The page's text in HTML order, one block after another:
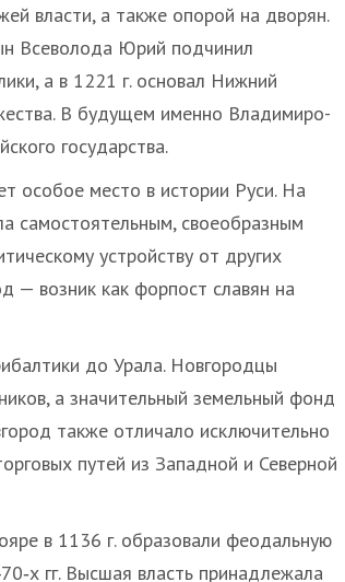
власти, а также опорой на дворян.
Всеволода Юрий подчинил
а в 1221 г. основал Нижний
В будущем именно Владимиро-
государства.
особое место в истории Руси. На
самостоятельным, своеобразным
устройству от других
— возник как форпост славян на
до Урала. Новгородцы
а значительный земельный фонд
также отличало исключительно
путей из Западной и Северной
в 1136 г. образовали феодальную
гг. Высшая власть принадлежала